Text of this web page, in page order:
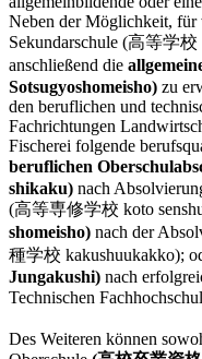
Neben der Möglichkeit, für
Sekundarschule (高等学
anschließend die
Sotsugyoshomeisho) zu
den beruflichen und
Fachrichtungen
Fischerei folgende
beruflichen
shikaku) nach
(高等専修学校 koto
shomeisho) nach der
種学校 kakushuukakko);
Jungakushi) nach
Technischen
Des Weiteren können